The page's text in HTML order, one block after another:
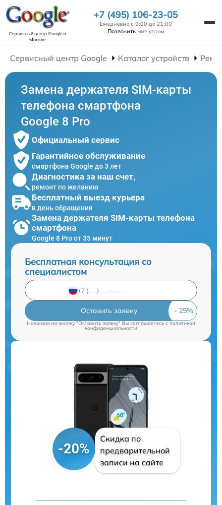
Сервисный центр Googleв
Москве
+7 (495) 106-23-05
Ежедневно с 9:00 до 21:00
Позвонить мне утром
Сервисный центр Google Каталог устройств
Замена держателя SIM-карты
телефона смартфона
Google 8 Pro
Официальный сервис
Гарантийное обслуживание
смартфона Google до 3 лет
Диагностика за наш счет,
ремонт по желанию
Бесплатный выезд курьера
в день обращения
Замена держателя SIM-карты телефона
смартфона
Google 8 Pro от 35 минут
Бесплатная консультация со
специалистом
Оставить заявку
Нажимая на кнопку "Оставить заявку" Вы соглашаетесь c политикой
конфиденциальности
-20%
Скидка по
предварительной
записи на сайте